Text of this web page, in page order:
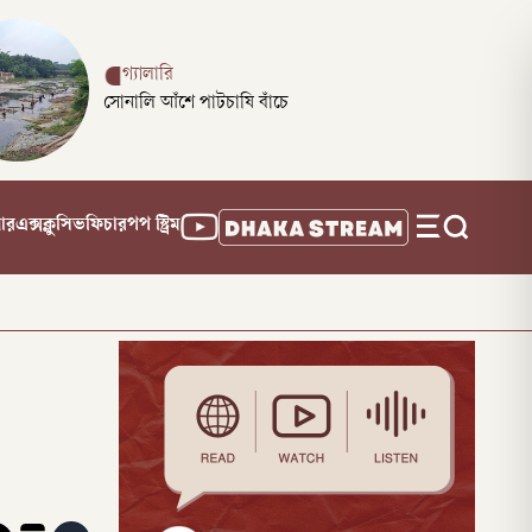
গ্যালারি
সোনালি আঁশে পাটচাষি বাঁচে
এক্সক্লুসিভফিচারপপ স্ট্রিম